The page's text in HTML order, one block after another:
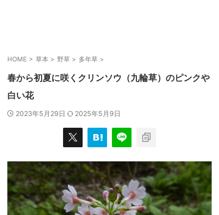
HOME > 草本 > 野草 > 多年草 >
春から初夏に咲くクリンソウ（九輪草）のピンクや
白い花
2023年5月29日 2025年5月9日